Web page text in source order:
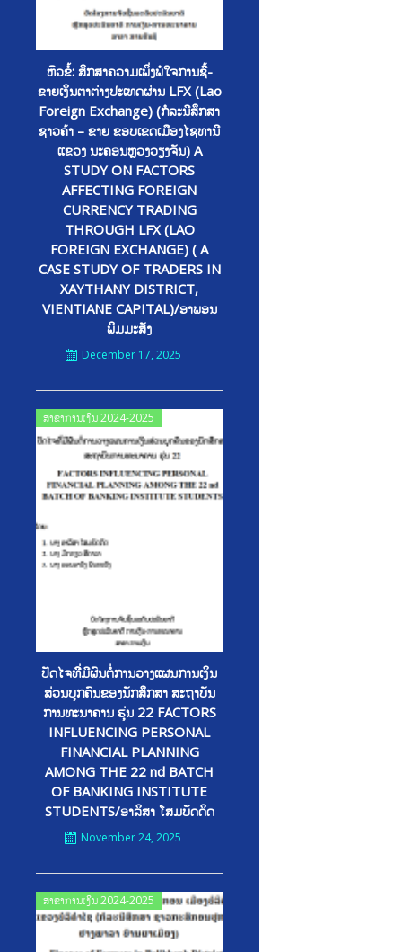
ຫົວຂໍ້: ສຶກສາຄວາມເພິ່ງພໍໃຈການຊື້-
ຂາຍເງິນຕາຕ່າງປະເທດຜ່ານ LFX (Lao
Foreign Exchange) (ກໍລະນີສຶກສາ
ຊາວຄ້າ – ຂາຍ ຂອບເຂດເມືອງໄຊທານີ
ແຂວງ ນະຄອນຫຼວງວຽງຈັນ) A
STUDY ON FACTORS
AFFECTING FOREIGN
CURRENCY TRADING
THROUGH LFX (LAO
FOREIGN EXCHANGE) ( A
CASE STUDY OF TRADERS IN
XAYTHANY DISTRICT,
VIENTIANE CAPITAL)/ອາພອນ
ພິມມະສັງ
December 17, 2025
ສາຂາການເງິນ 2024-2025
ປັດໄຈທີີ່ມີຜົນຕໍ່ການວາງແຜນການເງິນ
ສ່ວນບຸກຄົນຂອງນັກສຶກສາ ສະຖາບັນ
ການທະນາຄານ ຮຸ່ນ 22 FACTORS
INFLUENCING PERSONAL
FINANCIAL PLANNING
AMONG THE 22 nd BATCH
OF BANKING INSTITUTE
STUDENTS/ອາລິສາ ໂສມບັດດິດ
Posted
on
November 24, 2025
ສາຂາການເງິນ 2024-2025
Posted
on